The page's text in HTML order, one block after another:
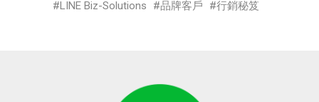
LINE Biz-Solutions 品牌客戶 行銷秘笈